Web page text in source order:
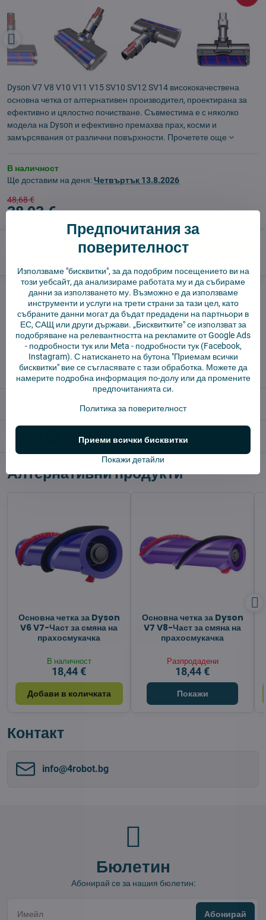
Dyson V7 V8 V10 V11 V15 SV10 SV12 SV14 висококачествена
основна четка от алтернативен производител, проектирана за
ефективно и цялостно почистване. Съвместима е с няколко
модела на Dyson и ефективно премахва прах, косми и
замърсявания от различни повърхности. Прочетете още
В наличност
Ще доставим на деня:Четвъртък 13.8.2026
48,68 €
38,93 €
Добави в количката
Куче пазач Доставки
производител:Aftermarket
✅ Готов за изпращане веднага
✅ БЕЗПЛАТНА доставка над 55 EUR.
✅ 14 дни политика за връщане
Алтернативни продукти
Основна четка за Dyson
V6 V7-Част за смяна на
прахосмукачка
В наличност
18,44 €
Добави в количката
Основна четка за Dyson
V7 V8-Част за смяна на
прахосмукачка
Разпродадени
18,44 €
Покажи
Контакт
info​@4robot​.bg
Бюлетин
Абонирай се за нашия бюлетин:
Абонирай
Предпочитания за
поверителност
Използваме "бисквитки", за да подобрим посещението ви на
този уебсайт, да анализираме работата му и да събираме
данни за използването му. Възможно е да използваме
инструменти и услуги на трети страни за тази цел, като
събраните данни могат да бъдат предадени на партньори в
ЕС, САЩ или други държави. „Бисквитките" се използват за
подобряване на релевантността на рекламите от Google Ads
- подробности тукили Meta - подробности тук(Facebook,
Instagram). С натискането на бутона "Приемам всички
бисквитки" вие се съгласявате с тази обработка. Можете да
намерите подробна информация по-долу или да промените
предпочитанията си.
Политика за поверителност
Покажи детайли
Приеми всички бисквитки